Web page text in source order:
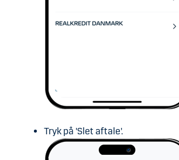
Tryk på 'Slet aftale'.